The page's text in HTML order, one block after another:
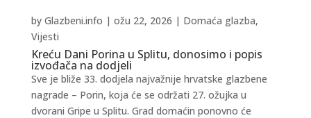
Kreću Dani Porina u Splitu, donosimo i popis
izvođača na dodjeli
by Glazbeni.info | ožu 22, 2026 | Domaća glazba,
Vijesti
Sve je bliže 33. dodjela najvažnije hrvatske glazbene
nagrade – Porin, koja će se održati 27. ožujka u
dvorani Gripe u Splitu. Grad domaćin ponovno će